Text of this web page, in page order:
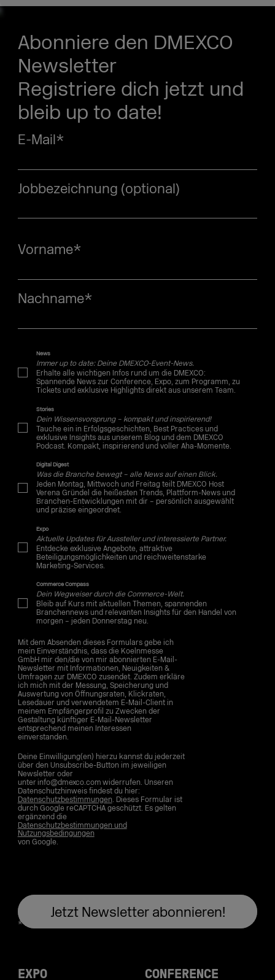
Abonniere den DMEXCO
Newsletter
Registriere dich jetzt und
bleib up to date!
E-Mail*
Jobbezeichnung (optional)
Vorname*
Nachname*
News
Immer up to date: Deine DMEXCO-Event-News.
Erhalte alle wichtigen Infos rund um die DMEXCO:
Spannende News zur Conference, Expo, zum Programm, zu
Tickets und exklusive Highlights direkt aus unserem Team.
Stories
Dein Wissensvorsprung – kompakt und inspirierend!
Tauche ein in Erfolgsgeschichten, Best Practices und
exklusive Insights aus unserem Blog und dem DMEXCO
Podcast. Kompakt, inspirierend und voller Aha-Momente.
Digital Digest
Was die Branche bewegt – alle News auf einen Blick.
Jeden Montag, Mittwoch und Freitag teilt DMEXCO Host
Verena Gründel die heißesten Trends, Plattform-News und
Branchen-Entwicklungen mit dir – persönlich ausgewählt
und präzise eingeordnet.
Expo
Aktuelle Updates für Aussteller und interessierte Partner.
Entdecke exklusive Angebote, attraktive
Beteiligungsmöglichkeiten und reichweitenstarke
Marketing-Services.
Commerce Compass
Dein Wegweiser durch die Commerce-Welt.
Bleib auf Kurs mit aktuellen Themen, spannenden
Branchennews und relevanten Insights für den Handel von
morgen – jeden Donnerstag neu.
Mit dem Absenden dieses Formulars gebe ich
mein Einverständnis, dass die Koelnmesse
GmbH mir den/die von mir abonnierten E-Mail-
Newsletter mit Informationen, Neuigkeiten &
Umfragen zur DMEXCO zusendet. Zudem erkläre
ich mich mit der Messung, Speicherung und
Auswertung von Öffnungsraten, Klickraten,
Lesedauer und verwendetem E-Mail-Client in
meinem Empfängerprofil zu Zwecken der
Gestaltung künftiger E-Mail-Newsletter
entsprechend meinen Interessen
einverstanden.
Deine Einwilligung(en) hierzu kannst du jederzeit
über den Unsubscribe-Button im jeweiligen
Newsletter oder
unter info@dmexco.com widerrufen. Unseren
Datenschutzhinweis findest du hier:
Datenschutzbestimmungen. Dieses Formular ist
durch Google reCAPTCHA geschützt. Es gelten
ergänzend die
Datenschutzbestimmungen und
Nutzungsbedingungen
von Google.
EXPO CONFERENCE